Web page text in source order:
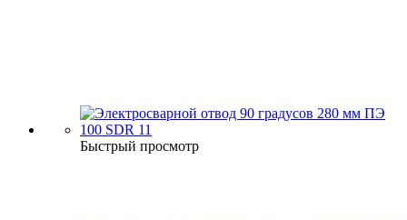
Быстрый просмотр